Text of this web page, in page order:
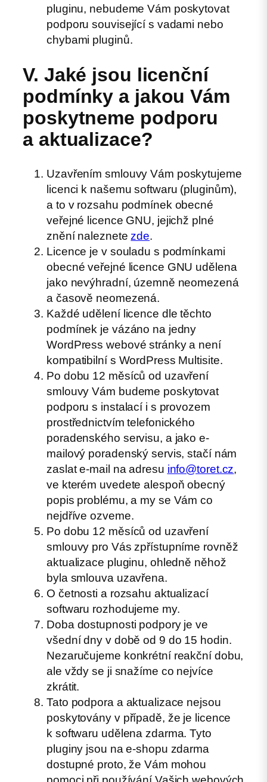
pluginu, nebudeme Vám poskytovat
podporu související s vadami nebo
chybami pluginů.
V. Jaké jsou licenční
podmínky a jakou Vám
poskytneme podporu
a aktualizace?
Uzavřením smlouvy Vám poskytujeme
licenci k našemu softwaru (pluginům),
a to v rozsahu podmínek obecné
veřejné licence GNU, jejichž plné
znění naleznetezde.
Licence je v souladu s podmínkami
obecné veřejné licence GNU udělena
jako nevýhradní, územně neomezená
a časově neomezená.
Každé udělení licence dle těchto
podmínek je vázáno na jedny
WordPress webové stránky a není
kompatibilní s WordPress Multisite.
Po dobu 12 měsíců od uzavření
smlouvy Vám budeme poskytovat
podporu s instalací i s provozem
prostřednictvím telefonického
poradenského servisu, a jako e-
mailový poradenský servis, stačí nám
zaslat e-mail na adresu info@toret.cz,
ve kterém uvedete alespoň obecný
popis problému, a my se Vám co
nejdříve ozveme.
Po dobu 12 měsíců od uzavření
smlouvy pro Vás zpřístupníme rovněž
aktualizace pluginu, ohledně něhož
byla smlouva uzavřena.
O četnosti a rozsahu aktualizací
softwaru rozhodujeme my.
Doba dostupnosti podpory je ve
všední dny v době od 9 do 15 hodin.
Nezaručujeme konkrétní reakční dobu,
ale vždy se ji snažíme co nejvíce
zkrátit.
Tato podpora a aktualizace nejsou
poskytovány v případě, že je licence
k softwaru udělena zdarma. Tyto
pluginy jsou na e-shopu zdarma
dostupné proto, že Vám mohou